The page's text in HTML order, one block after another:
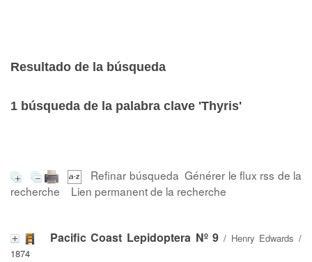
Resultado de la búsqueda
1 búsqueda de la palabra clave 'Thyris'
Refinar búsqueda Générer le flux rss de la
recherche
Lien permanent de la recherche
Pacific Coast Lepidoptera Nº 9 / Henry Edwards /
1874